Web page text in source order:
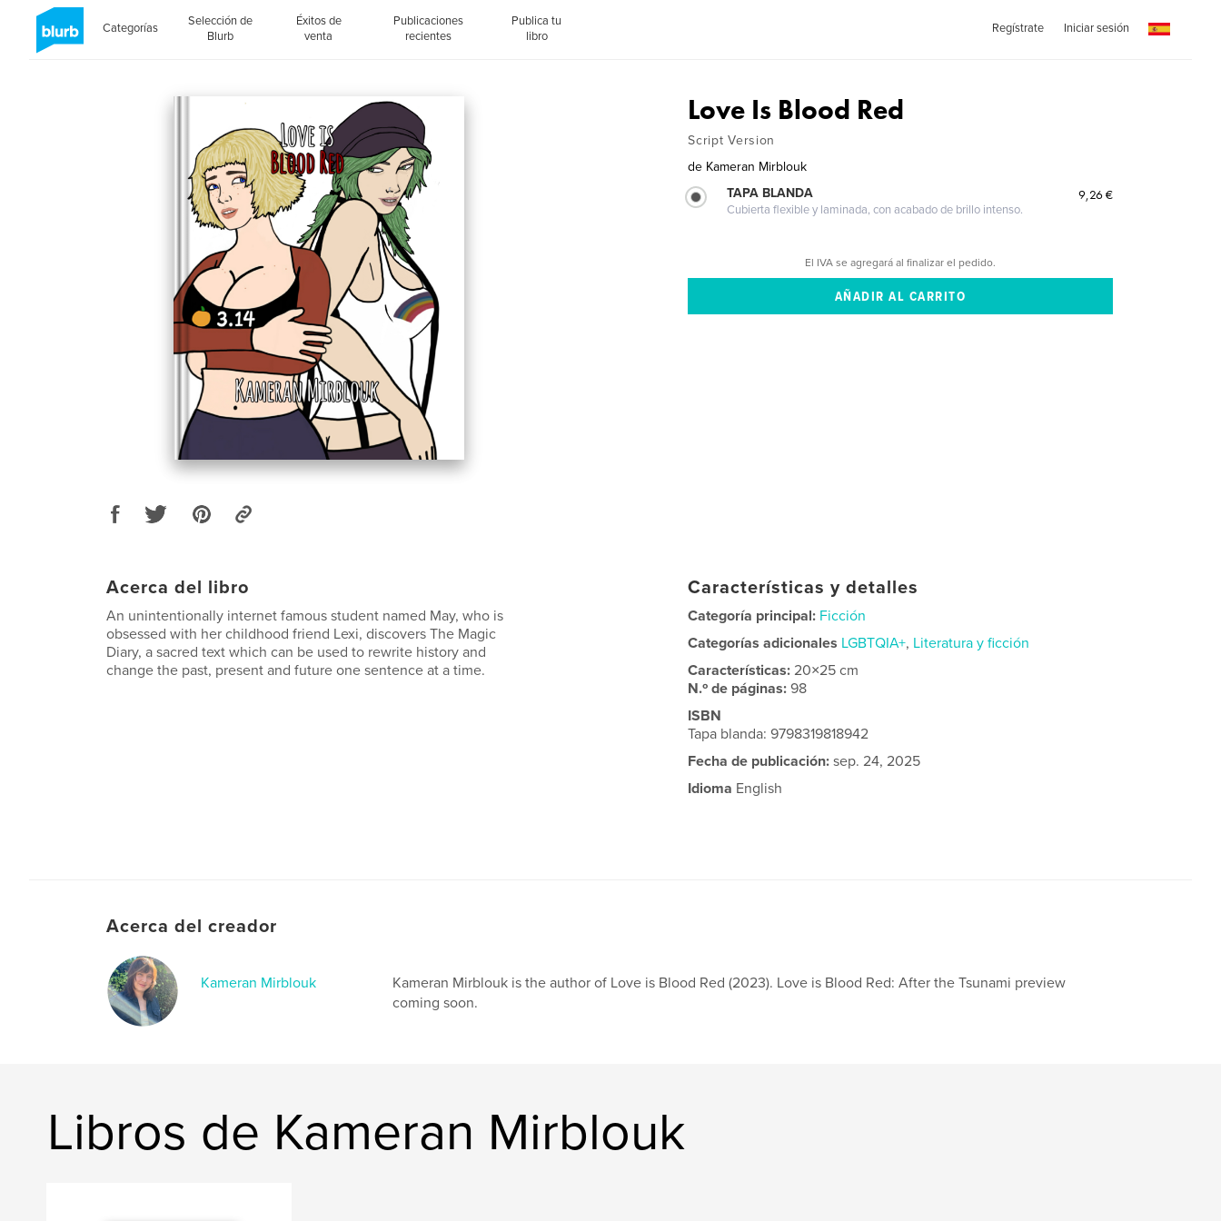
Categorías
Selección de
Blurb
Éxitos de
venta
Publicaciones
recientes
Publica tu
libro
Regístrate Iniciar sesión
Love Is Blood Red
Script Version
de Kameran Mirblouk
TAPA BLANDA
Cubierta flexible y laminada, con acabado de brillo intenso.
9,26 €
El IVA se agregará al finalizar el pedido.
Acerca del libro
An unintentionally internet famous student named May, who is
obsessed with her childhood friend Lexi, discovers The Magic
Diary, a sacred text which can be used to rewrite history and
change the past, present and future one sentence at a time.
Características y detalles
Categoría principal: Ficción
Categorías adicionales LGBTQIA+, Literatura y ficción
Características:20×25 cm
N.º de páginas:98
ISBN
Tapa blanda: 9798319818942
Fecha de publicación: sep. 24, 2025
Idioma English
Acerca del creador
Kameran Mirblouk
Kameran Mirblouk is the author of Love is Blood Red (2023). Love is Blood Red: After the Tsunami preview
coming soon.
Libros de Kameran Mirblouk